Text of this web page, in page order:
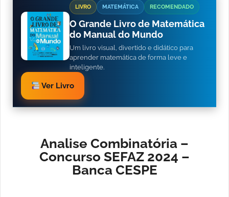
LIVRO MATEMÁTICA RECOMENDADO
O Grande Livro de Matemática
do Manual do Mundo
Um livro visual, divertido e didático para
aprender matemática de forma leve e
inteligente.
Ver Livro
Analise Combinatória –
Concurso SEFAZ 2024 –
Banca CESPE